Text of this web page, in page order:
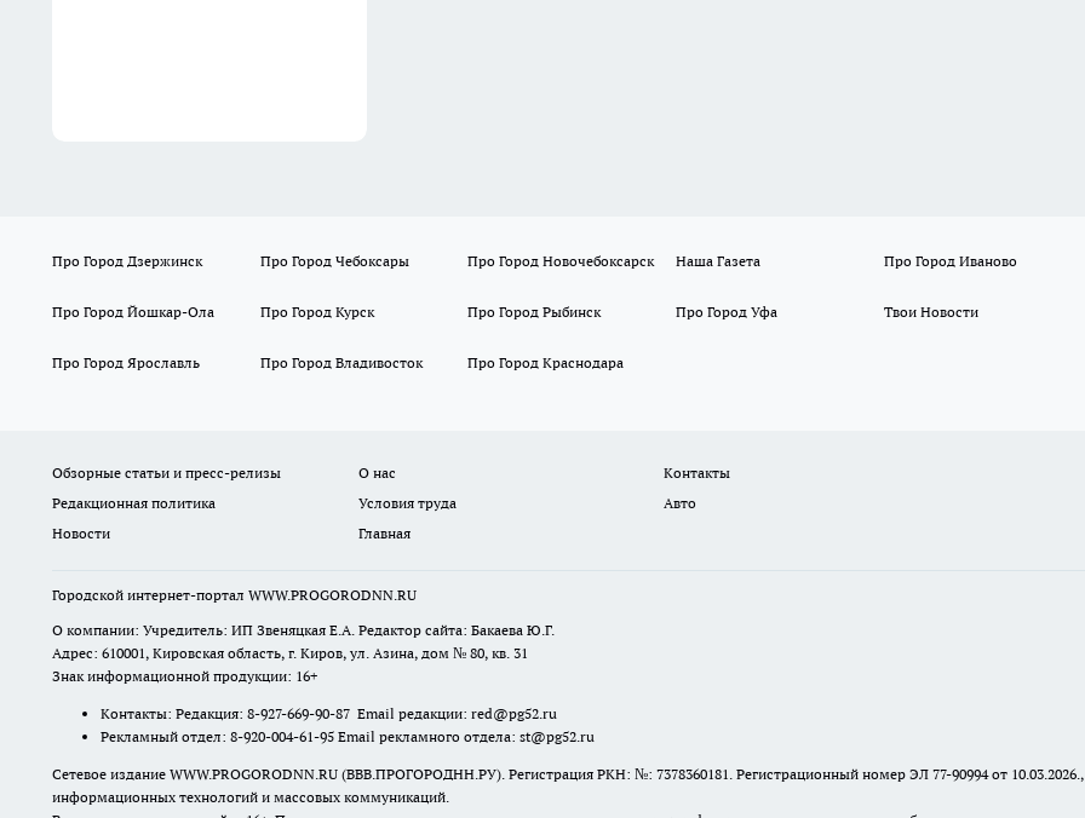
Про Город Дзержинск Про Город Чебоксары Про Город Новочебоксарск Наша Газета Про Город Иваново
Про Город Йошкар-Ола Про Город Курск Про Город Рыбинск Про Город Уфа Твои Новости
Про Город Ярославль Про Город Владивосток Про Город Краснодара
Обзорные статьи и пресс-релизы О нас
Контакты
Редакционная политика
Условия труда
Авто
Новости
Главная
Городской интернет-портал WWW.PROGORODNN.RU
О компании: Учредитель: ИП Звеняцкая Е.А. Редактор сайта: Бакаева Ю.Г.
Адрес: 610001, Кировская область, г. Киров, ул. Азина, дом № 80, кв. 31
Знак информационной продукции: 16+
Контакты: Редакция: 8-927-669-90-87 Email редакции: red@pg52.ru
Рекламный отдел: 8-920-004-61-95 Email рекламного отдела: st@pg52.ru
Сетевое издание WWW.PROGORODNN.RU (ВВВ.ПРОГОРОДНН.РУ). Регистрация РКН: №: 7378360181. Регистрационный номер ЭЛ 77-90994 от
информационных технологий и массовых коммуникаций.